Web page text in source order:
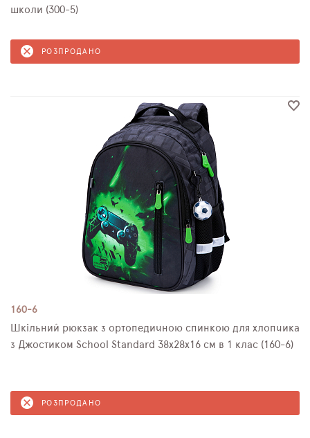
школи (300-5)
РОЗПРОДАНО
160-6
Шкільний рюкзак з ортопедичною спинкою для хлопчика
з Джостиком School Standard 38х28х16 см в 1 клас (160-6)
РОЗПРОДАНО